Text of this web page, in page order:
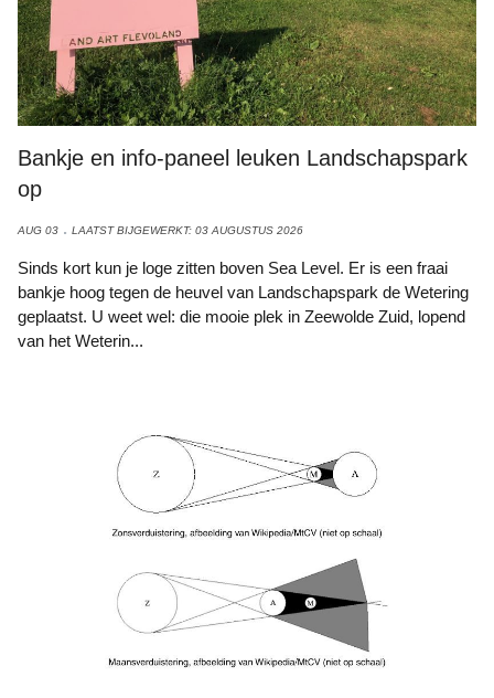
Bankje en info-paneel leuken Landschapspark
op
AUG 03 LAATST BIJGEWERKT: 03 AUGUSTUS 2026
Sinds kort kun je loge zitten boven Sea Level. Er is een fraai
bankje hoog tegen de heuvel van Landschapspark de Wetering
geplaatst. U weet wel: die mooie plek in Zeewolde Zuid, lopend
van het Weterin...